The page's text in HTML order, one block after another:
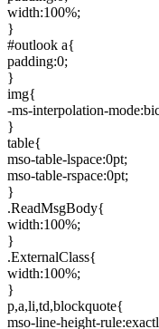
width:100%;
}
#outlook a{
padding:0;
}
img{
-ms-interpolation-
}
table{
mso-table-lspace:0pt;
mso-table-rspace:0pt;
}
.ReadMsgBody{
width:100%;
}
.ExternalClass{
width:100%;
}
p,a,li,td,blockquote{
mso-line-height-